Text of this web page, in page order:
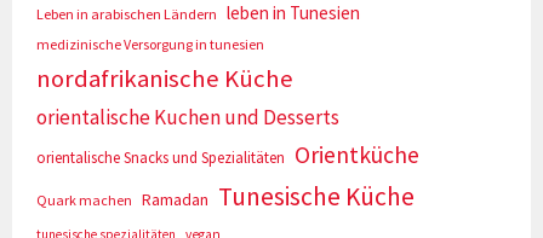
Leben in arabischen Ländern
leben in Tunesien
medizinische Versorgung in tunesien
nordafrikanische Küche
orientalische Kuchen und Desserts
orientalische Snacks und Spezialitäten Orientküche
Quark machen Ramadan Tunesische Küche